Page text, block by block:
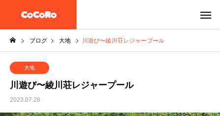
ブログ 大地 川遊び〜綾川荘レジャープール
大地
川遊び〜綾川荘レジャープール
2023.07.28